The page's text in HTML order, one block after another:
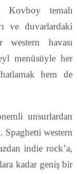
Kovboy temalı
ve duvarlardaki
havası
menüsüyle her
hem de
unsurlardan
Spaghetti western
indie rock’a,
kadar geniş bir